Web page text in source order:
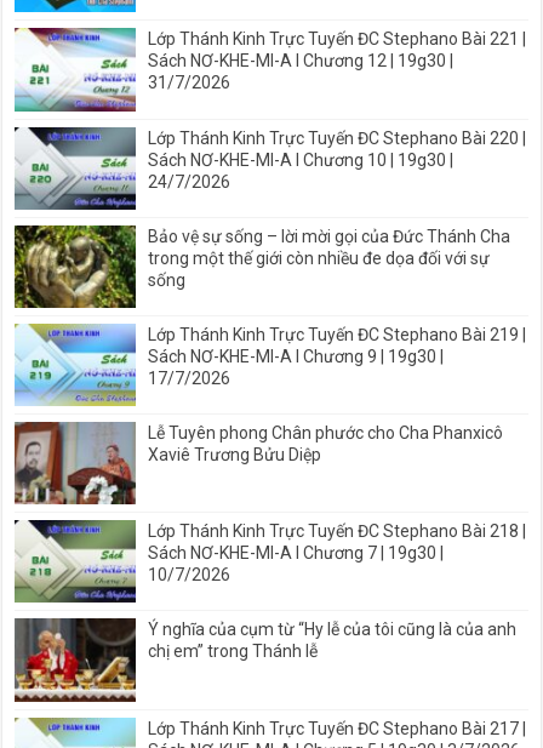
Lớp Thánh Kinh Trực Tuyến ĐC Stephano Bài 221 |
Sách NƠ-KHE-MI-A I Chương 12 | 19g30 |
31/7/2026
Lớp Thánh Kinh Trực Tuyến ĐC Stephano Bài 220 |
Sách NƠ-KHE-MI-A I Chương 10 | 19g30 |
24/7/2026
Bảo vệ sự sống – lời mời gọi của Đức Thánh Cha
trong một thế giới còn nhiều đe dọa đối với sự
sống
Lớp Thánh Kinh Trực Tuyến ĐC Stephano Bài 219 |
Sách NƠ-KHE-MI-A I Chương 9 | 19g30 |
17/7/2026
Lễ Tuyên phong Chân phước cho Cha Phanxicô
Xaviê Trương Bửu Diệp
Lớp Thánh Kinh Trực Tuyến ĐC Stephano Bài 218 |
Sách NƠ-KHE-MI-A I Chương 7 | 19g30 |
10/7/2026
Ý nghĩa của cụm từ “Hy lễ của tôi cũng là của anh
chị em” trong Thánh lễ
Lớp Thánh Kinh Trực Tuyến ĐC Stephano Bài 217 |